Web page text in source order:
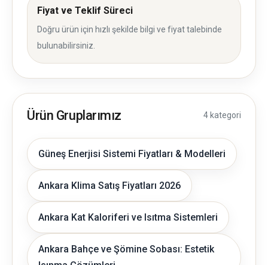
Fiyat ve Teklif Süreci
Doğru ürün için hızlı şekilde bilgi ve fiyat talebinde
bulunabilirsiniz.
Ürün Gruplarımız 4 kategori
Güneş Enerjisi Sistemi Fiyatları & Modelleri
Ankara Klima Satış Fiyatları 2026
Ankara Kat Kaloriferi ve Isıtma Sistemleri
Ankara Bahçe ve Şömine Sobası: Estetik